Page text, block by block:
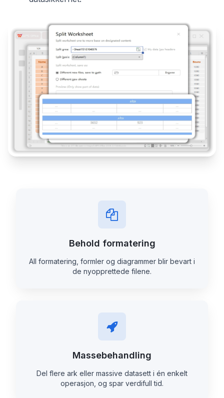
Behold formatering
All formatering, formler og diagrammer blir bevart i
de nyopprettede filene.
Massebehandling
Del flere ark eller massive datasett i én enkelt
operasjon, og spar verdifull tid.